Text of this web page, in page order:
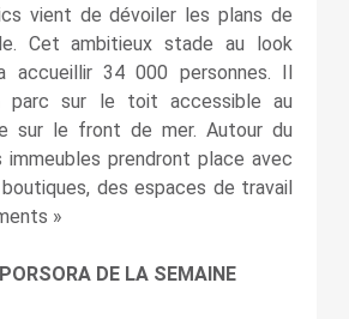
vient de dévoiler les plans de
Cet ambitieux stade au look
accueillir 34 000 personnes. Il
parc sur le toit accessible au
sur le front de mer. Autour du
immeubles prendront place avec
des espaces de travail
»
DE LA SEMAINE